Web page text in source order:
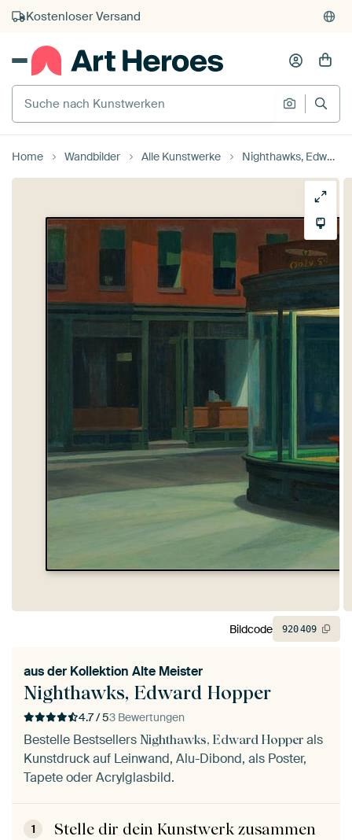
Kauf auf Rechnung
Individueller Druck auf Bestellung
Suche nach Kunstwerken
Suche
Home Wandbilder Alle Kunstwerke Nighthawks, Edward Hopper
Nighthawks, Edward Hopper
aus der Kollektion Alte Meister
4.7 / 53 Bewertungen
Bestelle Bestsellers Nighthawks, Edward Hopper als
Kunstdruck auf Leinwand, Alu-Dibond, als Poster,
Tapete oder Acrylglasbild.
1 Stelle dir dein Kunstwerk zusammen
Bildcode 920409